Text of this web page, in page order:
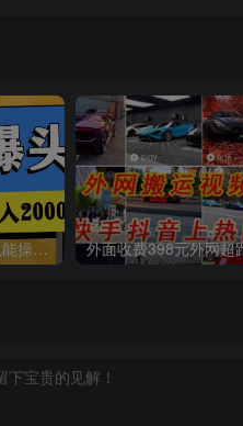
AI起号撸爆头条，小白也能操作，日入2000+